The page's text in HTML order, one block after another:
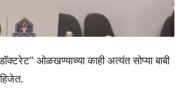
ओळखण्याच्या काही अत्यंत सोप्या बाबी